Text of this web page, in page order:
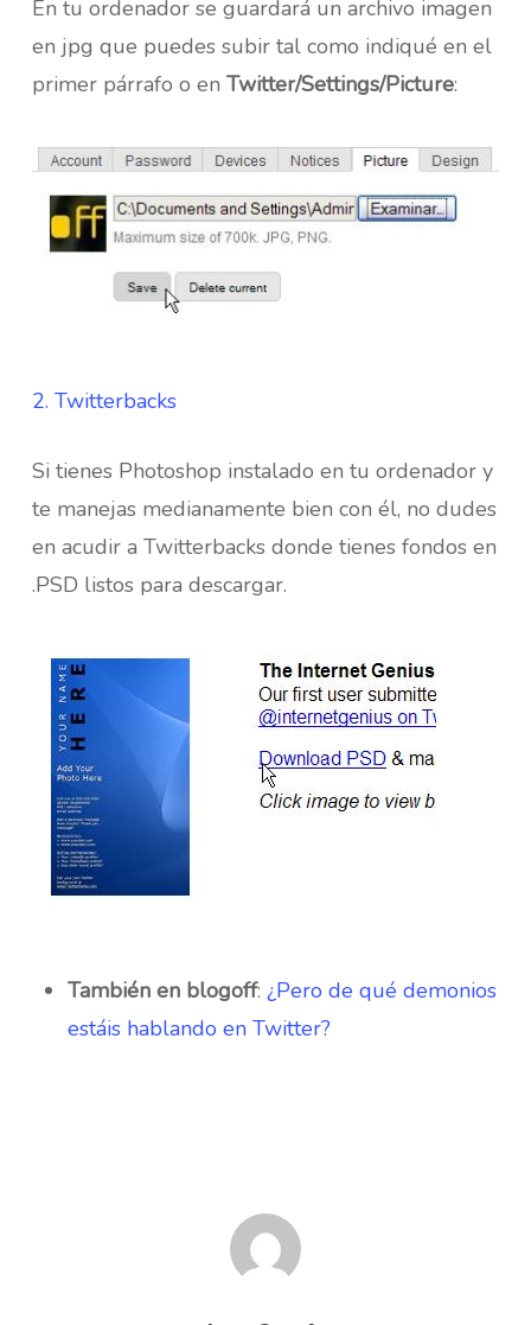
En tu ordenador se guardará un archivo imagen
en jpg que puedes subir tal como indiqué en el
primer párrafo o en Twitter/Settings/Picture:
2. Twitterbacks
Si tienes Photoshop instalado en tu ordenador y
te manejas medianamente bien con él, no dudes
en acudir a Twitterbacks donde tienes fondos en
.PSD listos para descargar.
También en blogoff: ¿Pero de qué demonios
estáis hablando en Twitter?